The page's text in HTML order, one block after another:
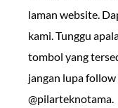
laman website.
kami. Tunggu
tombol yang
jangan lupa
@pilarteknotama.